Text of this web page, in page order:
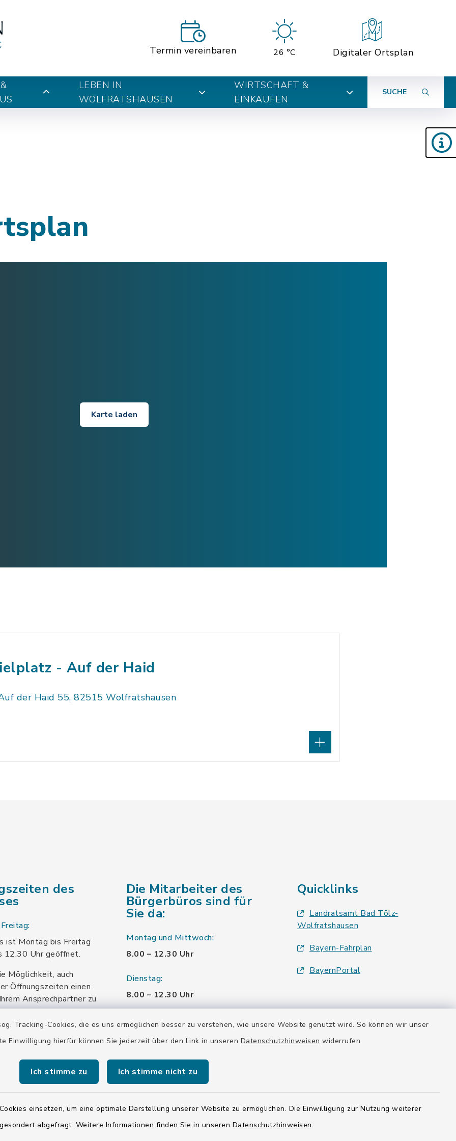
Tracking-Cookies, die es uns ermöglichen besser zu verstehen, wie unsere Website genutzt wird. So können wir unser
Einwilligung hierfür können Sie jederzeit über den Link in unseren Datenschutzhinweisen widerrufen.
Ich stimme zu Ich stimme nicht zu
einsetzen, um eine optimale Darstellung unserer Website zu ermöglichen. Die Einwilligung zur Nutzung weiterer
abgefragt. Weitere Informationen finden Sie in unseren Datenschutzhinweisen.
Termin vereinbaren 26 °C Digitaler Ortsplan
LEBEN IN
WOLFRATSHAUSEN
WIRTSCHAFT &
EINKAUFEN
SUCHE
Karte laden
- Auf der Haid
der Haid 55, 82515 Wolfratshausen
des
ist Montag bis Freitag
12.30 Uhr geöffnet.
Möglichkeit, auch
Öffnungszeiten einen
Ansprechpartner zu
Die Mitarbeiter des
Bürgerbüros sind für
Sie da:
Montag und Mittwoch:
8.00 – 12.30 Uhr
Dienstag:
8.00 – 12.30 Uhr
Donnerstag:
und 13.30 – 18.00 Uhr
Quicklinks
Landratsamt Bad Tölz-
Wolfratshausen
Bayern-Fahrplan
BayernPortal